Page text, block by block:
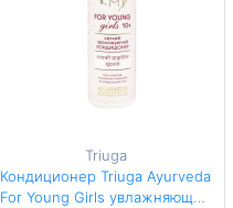
Triuga
Кондиционер Triuga Ayurveda
For Young Girls увлажняющий